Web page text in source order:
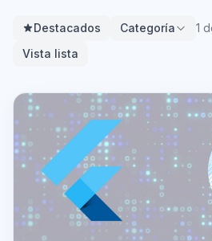
Destacados Categoría 1
Vista lista